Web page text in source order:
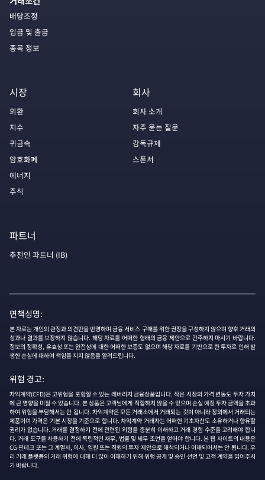
배당조정
입금 및 출금
종목 정보
시장
외환
지수
귀금속
암호화폐
에너지
주식
회사
회사 소개
자주 묻는 질문
감독규제
스폰서
파트너
추천인 파트너 (IB)
면책성명:
본 자료는 개인의 관정과 의견만을 반영하며 금융 서비스 구매를 위한 권장을 구성하지 않으며 향후 거래의
성과나 결과를 보장하지 않습니다. 해당 자료를 어떠한 형태의 금융 제안으로 간주하지 마시기 바랍니다.
정보의 정확성, 유효성 또는 완전성에 대한 어떠한 보증도 없으며 해당 자료를 기반으로 한 투자로 인해 발
생한 손실에 대하여 책임을 지지 않음을 알려드립니다.
위험 경고:
차익계약(CFD)은 고위험을 포함할 수 있는 레버리지 금융상품입니다. 작은 시장의 가격 변동도 투자 가치
에 큰 영향을 미칠 수 있습니다. 본 상품은 고객님에게 적합하지 않을 수 있으며 손실 예정 투자 금액을 초과
하여 위험을 부담해서는 안 됩니다. 차익계약은 모든 거래소에서 거래되는 것이 아니라 장외에서 거래되는
제품이며 가격은 기본 시장을 기준으로 합니다. 차익계약 거래자는 어떠한 기초자산도 소유하거나 향유할
권리가 없습니다. 거래를 결정하기 전에 관련된 위험을 충분히 이해하고 거래 경험 수준을 고려해야 합니
다. 거래 도구를 사용하기 전에 독립적인 재무, 법률 및 세무 조언을 얻어야 합니다. 본 웹 사이트의 내용은
CG 핀테크 또는 그 계열사, 이사, 임원 또는 직원의 투자 제안으로 해석되거나 이해되어서는 안 됩니다. 우
리 거래 플랫폼의 거래 위험에 대해 더 많이 이해하기 위해 위험 공개 및 승인 선언 및 고객 계약을 읽어주시
기 바랍니다.